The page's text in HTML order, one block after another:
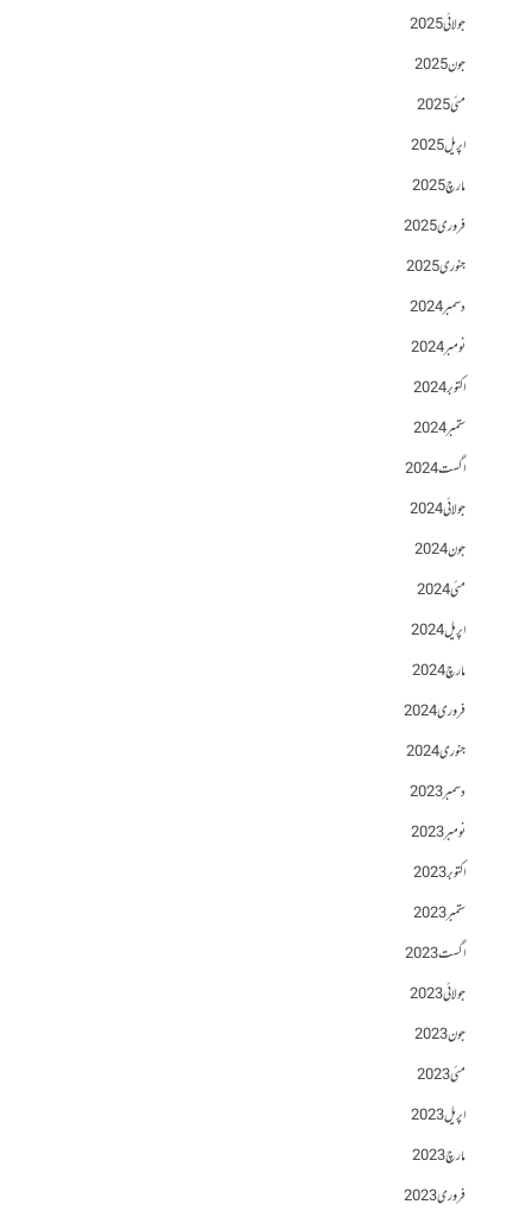
جولائی 2025
جون 2025
مئی 2025
اپریل 2025
مارچ 2025
فروری 2025
جنوری 2025
دسمبر 2024
نومبر 2024
اکتوبر 2024
ستمبر 2024
اگست 2024
جولائی 2024
جون 2024
مئی 2024
اپریل 2024
مارچ 2024
فروری 2024
جنوری 2024
دسمبر 2023
نومبر 2023
اکتوبر 2023
ستمبر 2023
اگست 2023
جولائی 2023
جون 2023
مئی 2023
اپریل 2023
مارچ 2023
فروری 2023